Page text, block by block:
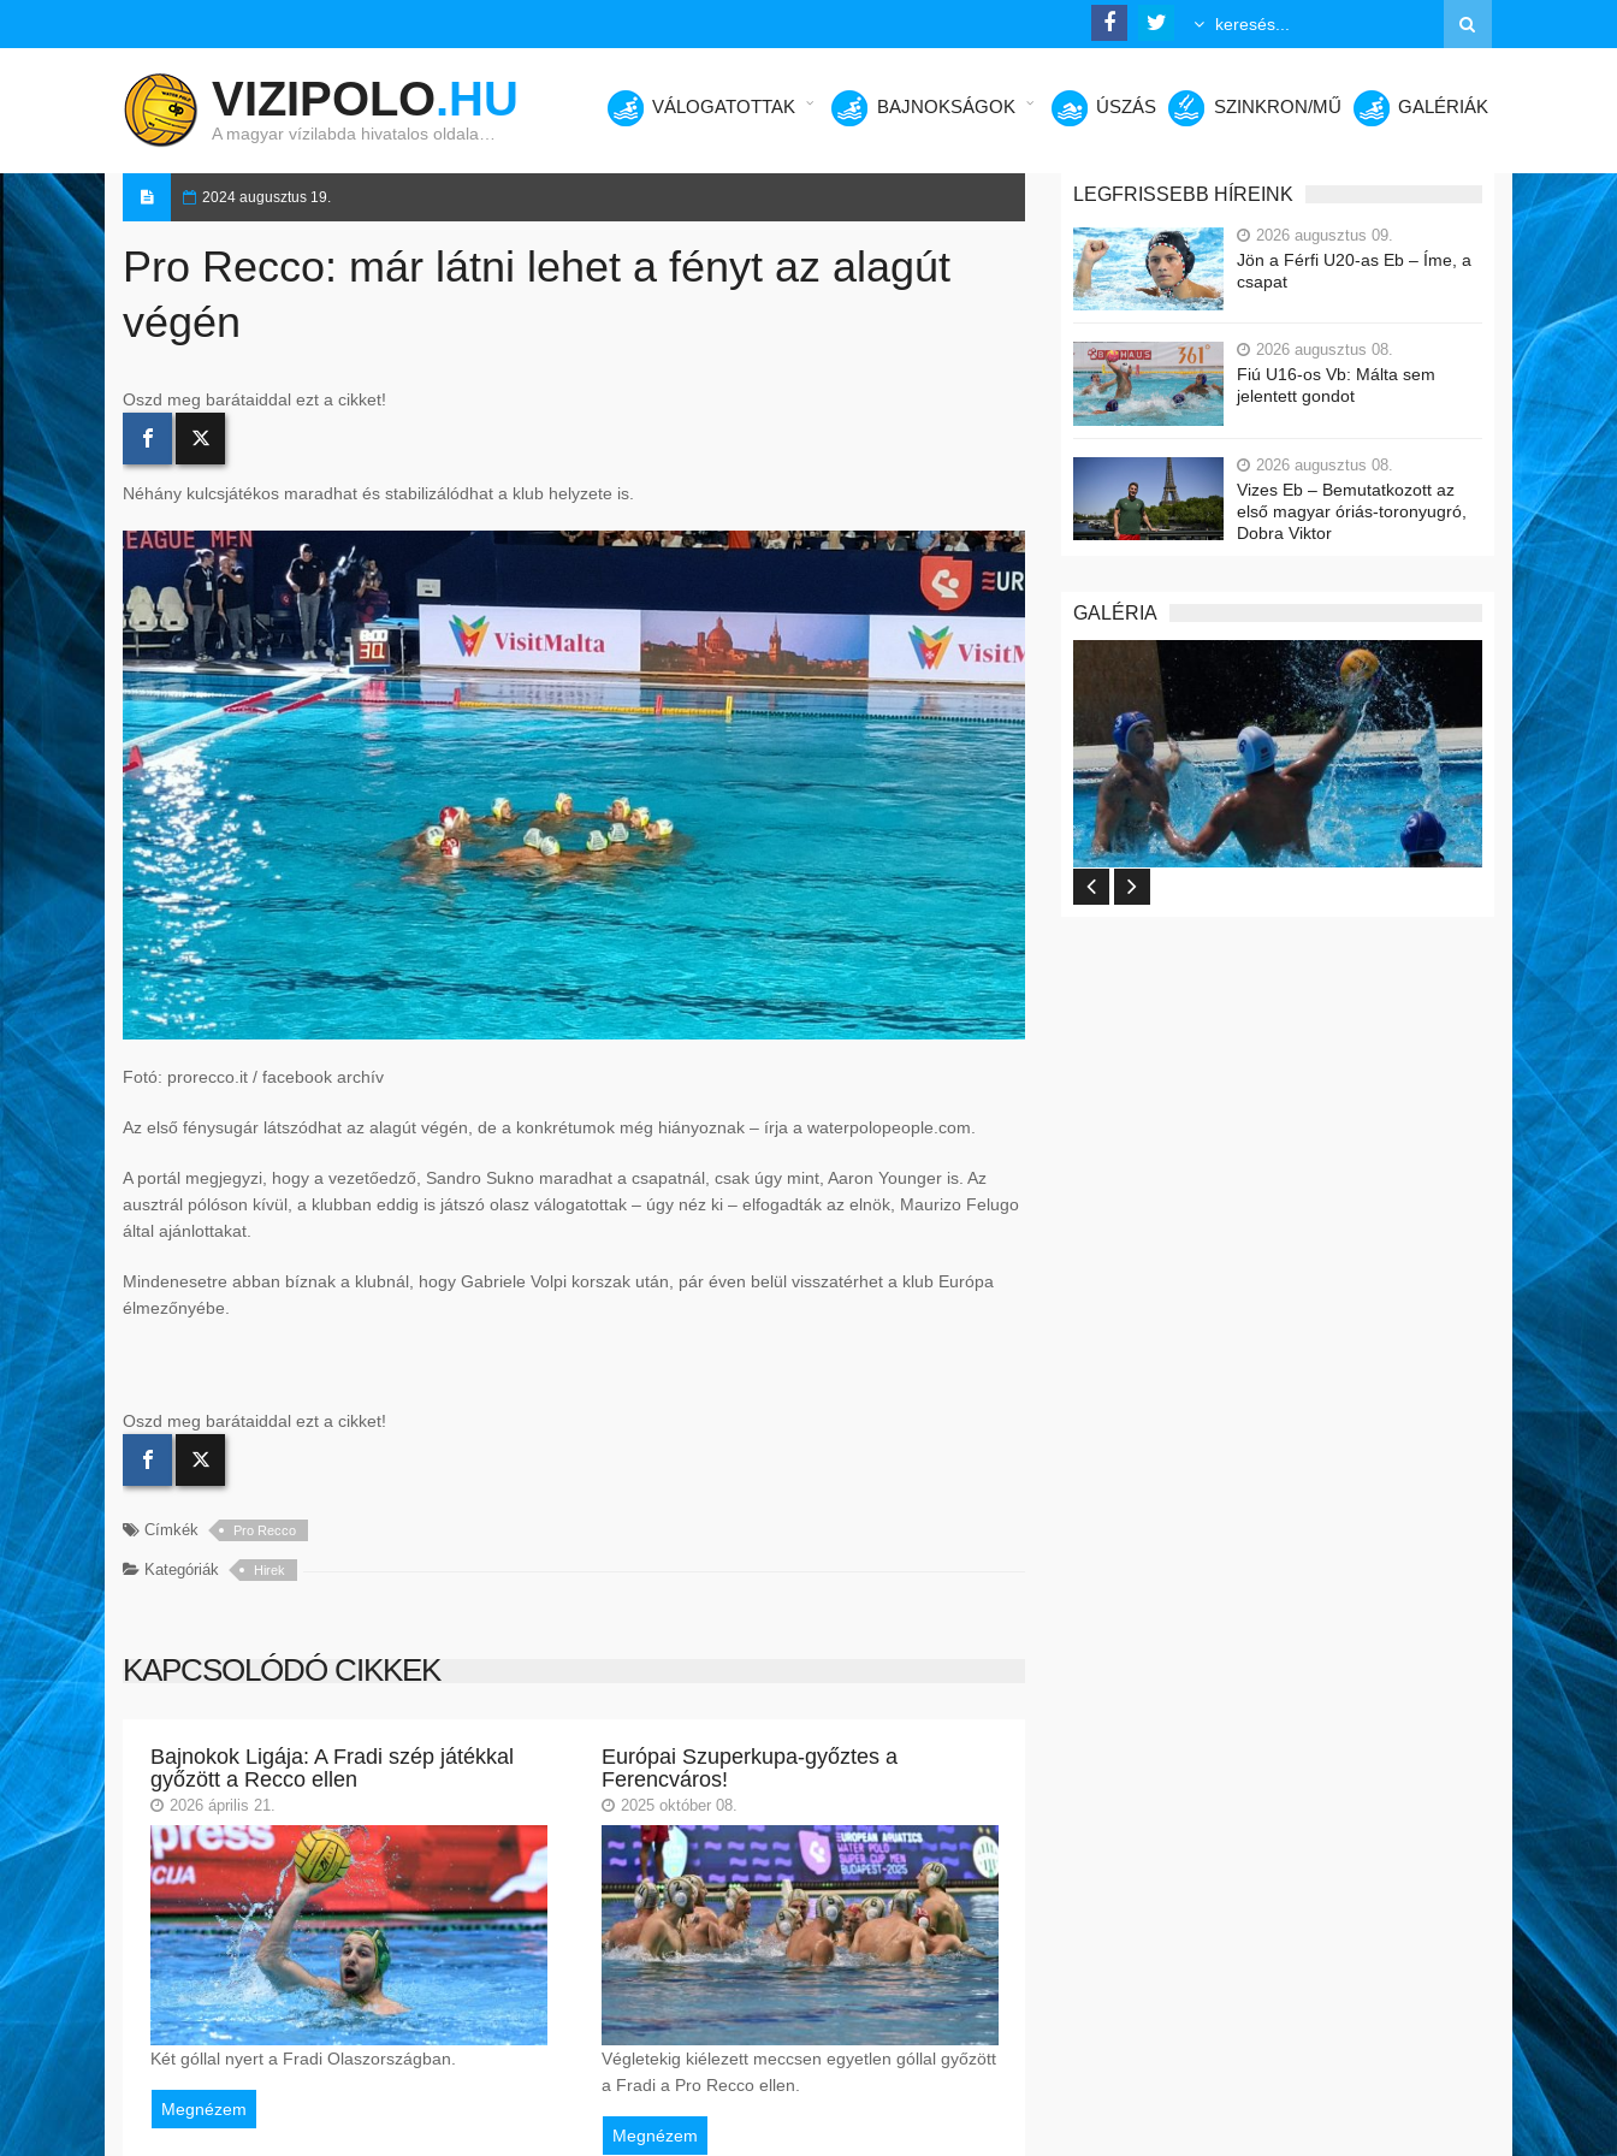
VIZIPOLO.HU
A magyar vízilabda hivatalos oldala…
VÁLOGATOTTAK BAJNOKSÁGOK ÚSZÁS SZINKRON/MŰ GALÉRIÁK
2024 augusztus 19.
Pro Recco: már látni lehet a fényt az alagút
végén
Oszd meg barátaiddal ezt a cikket!
Néhány kulcsjátékos maradhat és stabilizálódhat a klub helyzete is.
Fotó: prorecco.it / facebook archív
Az első fénysugár látszódhat az alagút végén, de a konkrétumok még hiányoznak – írja a waterpolopeople.com.
A portál megjegyzi, hogy a vezetőedző, Sandro Sukno maradhat a csapatnál, csak úgy mint, Aaron Younger is. Az
ausztrál pólóson kívül, a klubban eddig is játszó olasz válogatottak – úgy néz ki – elfogadták az elnök, Maurizo Felugo
által ajánlottakat.
Mindenesetre abban bíznak a klubnál, hogy Gabriele Volpi korszak után, pár éven belül visszatérhet a klub Európa
élmezőnyébe.
Oszd meg barátaiddal ezt a cikket!
Címkék Pro Recco
Kategóriák Hirek
KAPCSOLÓDÓ CIKKEK
Bajnokok Ligája: A Fradi szép játékkal
győzött a Recco ellen
2026 április 21.
Két góllal nyert a Fradi Olaszországban.
Megnézem
Európai Szuperkupa-győztes a
Ferencváros!
2025 október 08.
Végletekig kiélezett meccsen egyetlen góllal győzött
a Fradi a Pro Recco ellen.
Megnézem
LEGFRISSEBB HÍREINK
2026 augusztus 09.
Jön a Férfi U20-as Eb – Íme, a
csapat
2026 augusztus 08.
Fiú U16-os Vb: Málta sem
jelentett gondot
2026 augusztus 08.
Vizes Eb – Bemutatkozott az
első magyar óriás-toronyugró,
Dobra Viktor
GALÉRIA